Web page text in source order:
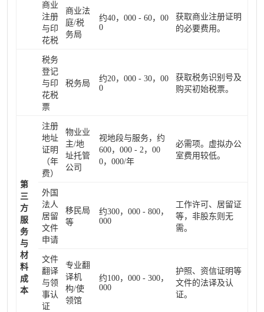
商业
注册
与印
花税
商业法
庭/税
务局
约40，000 - 60，00
0
获取商业注册证明
的必要费用。
税务
登记
与印
花税
票
税务局
约20，000 - 30，00
0
获取税务识别号及
购买初始税票。
第
三
方
服
务
与
材
料
成
本
注册
地址
证明
（年
费）
物业业
主/地
址托管
公司
视地段与服务，约
600，000 - 2，00
0，000/年
必需项。虚拟办公
室费用较低。
外国
法人
居留
文件
申请
移民局
等
约300，000 - 800，
000
工作许可、居留证
等，非股东则无
需。
文件
翻译
与领
事认
证
专业翻
译机
构/使
领馆
约100，000 - 300，
000
护照、资信证明等
文件的法译及认
证。